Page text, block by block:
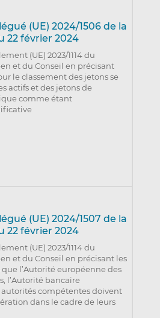
(UE) 2024/1506 de la
22 février 2024
(UE) 2023/1114 du
et du Conseil en précisant
le classement des jetons se
actifs et des jetons de
comme étant
(UE) 2024/1507 de la
22 février 2024
(UE) 2023/1114 du
et du Conseil en précisant les
l’Autorité européenne des
l’Autorité bancaire
compétentes doivent
dans le cadre de leurs